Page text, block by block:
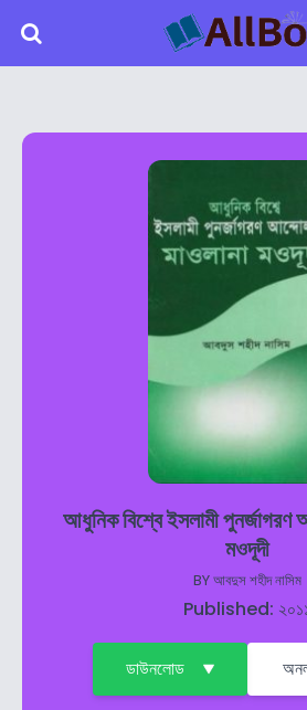
আধুনিক বিশ্বে ইসলামী পুনর্জাগরণ
মওদূদী
BYআবদুস শহীদ নাসিম
Published:
ডাউনলোড